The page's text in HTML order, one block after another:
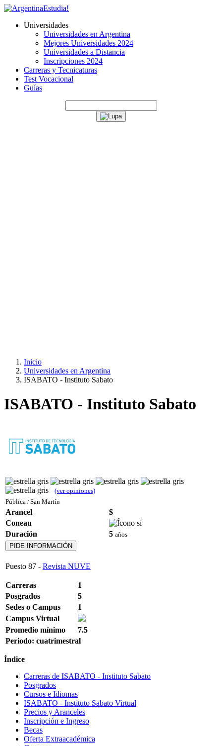
Universidades
Universidades en Argentina
Mejores Universidades 2024
Universidades a Distancia
Inscripciones 2024
Carreras y Tecnicaturas
Test Vocacional
Guías
Inicio
Universidades en Argentina
ISABATO - Instituto Sabato
ISABATO - Instituto Sabato
(ver opiniones)
Pública / San Martín
Arancel
$
Coneau
Duración
5 años
PIDE INFORMACIÓN
Puesto 87 - Revista NUVE
Carreras
1
Posgrados
5
Sedes o Campus
1
Campus Virtual
Promedio mínimo
7.5
Periodo: cuatrimestral
Índice
Carreras de ISABATO - Instituto Sabato
Posgrados
Cursos e Idiomas
ISABATO - Instituto Sabato Virtual
Precios y Aranceles
Inscripción e Ingreso
Becas
Oferta Extraacadémica